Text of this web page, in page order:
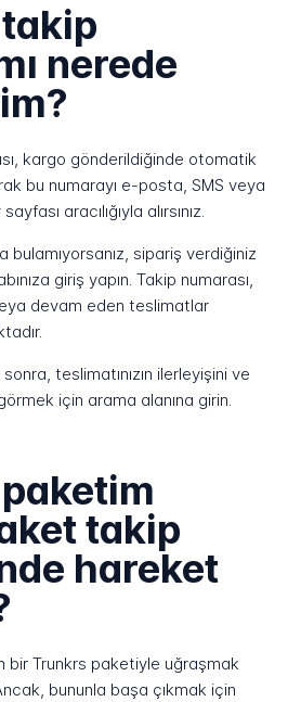
nerede
kargo gönderildiğinde otomatik
bu numarayı e-posta, SMS veya
aracılığıyla alırsınız.
bulamıyorsanız, sipariş verdiğiniz
giriş yapın. Takip numarası,
devam eden teslimatlar
teslimatınızın ilerleyişini ve
için arama alanına girin.
takip
hareket
bir Trunkrs paketiyle uğraşmak
bununla başa çıkmak için